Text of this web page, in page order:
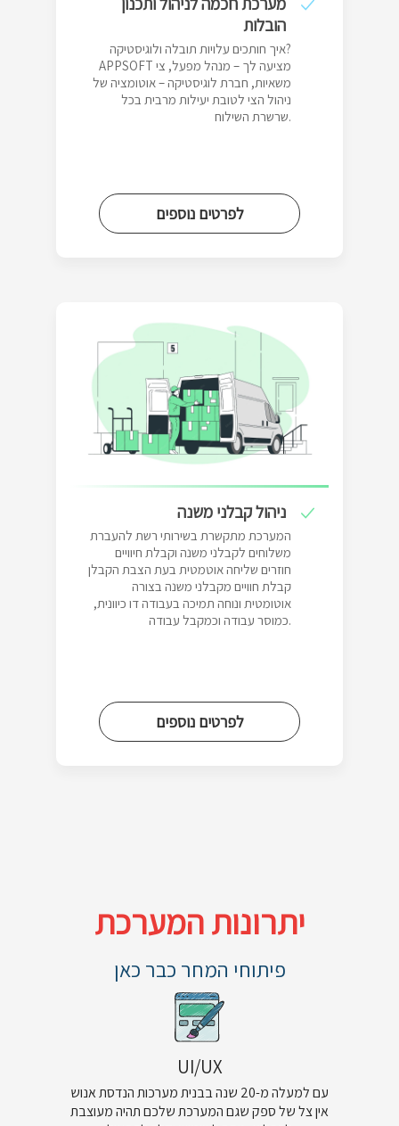
הובלות
איך חותכים עלויות תובלה ולוגיסטיקה?
APPSOFT מציעה לך – מנהל מפעל, צי
משאיות, חברת לוגיסטיקה – אוטומציה של
ניהול הצי לטובת יעילות מרבית בכל
שרשרת השילוח.
לפרטים נוספים
ניהול קבלני משנה
המערכת מתקשרת בשירותי רשת להעברת
משלוחים לקבלני משנה וקבלת חיוויים
חוזרים שליחה אוטמטית בעת הצבת הקבלן
קבלת חוויים מקבלני משנה בצורה
אוטומטית ונוחה תמיכה בעבודה דו כיוונית,
כמוסר עבודה וכמקבל עבודה.
לפרטים נוספים
יתרונות המערכת
פיתוחי המחר כבר כאן
UI/UX
עם למעלה מ-20 שנה בבנית מערכות הנדסת אנוש
אין צל של ספק שגם המערכת שלכם תהיה מעוצבת